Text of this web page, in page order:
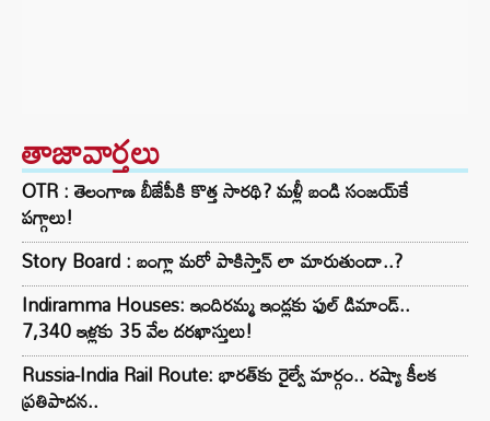
తాజావార్తలు
OTR : తెలంగాణ బీజేపీకి కొత్త సారథి? మళ్లీ బండి సంజయ్‌కే
పగ్గాలు!
Story Board : బంగ్లా మరో పాకిస్తాన్ లా మారుతుందా..?
Indiramma Houses: ఇందిరమ్మ ఇండ్లకు ఫుల్ డిమాండ్..
7,340 ఇళ్లకు 35 వేల దరఖాస్తులు!
Russia-India Rail Route: భారత్‌కు రైల్వే మార్గం.. రష్యా కీలక
ప్రతిపాదన..